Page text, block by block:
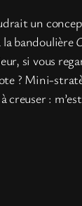
un
bandoulière
si vous
? Mini-
creuser :